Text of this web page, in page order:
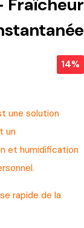
Fraîcheur
14%
une solution
un
et humidification
rapide de la